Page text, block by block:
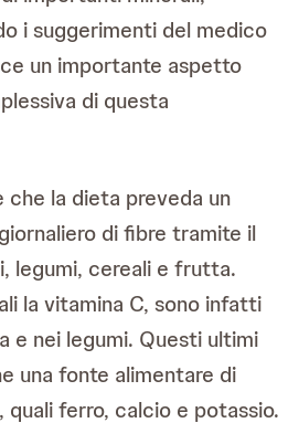
i suggerimenti del medico
un importante aspetto
di questa
che la dieta preveda un
di fibre tramite il
legumi, cereali e frutta.
la vitamina C, sono infatti
e nei legumi. Questi ultimi
una fonte alimentare di
ferro, calcio e potassio.